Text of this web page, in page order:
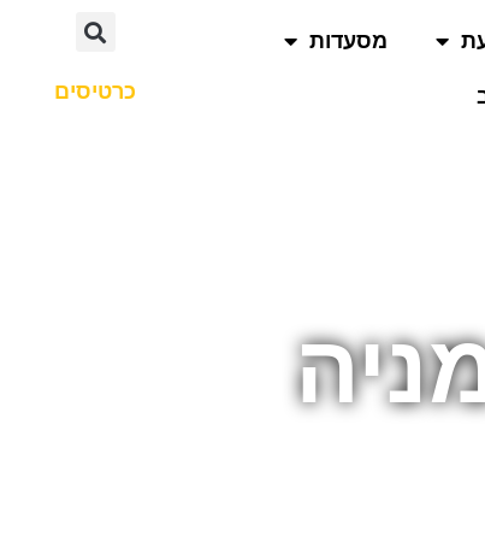
מסעדות
כרטיסים